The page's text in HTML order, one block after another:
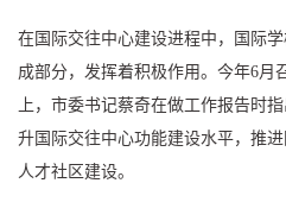
在国际交往中心建设进程中，国际
成部分，发挥着积极作用。今年6月
上，市委书记蔡奇在做工作报告时
升国际交往中心功能建设水平，推
人才社区建设。